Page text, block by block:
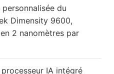
personnalisée du
Dimensity 9600,
2 nanomètres par
IA intégré